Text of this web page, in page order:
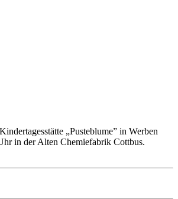
„Pusteblume” in Werben
in der Alten Chemiefabrik Cottbus.